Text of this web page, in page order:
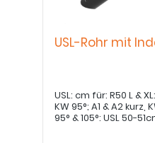
USL-Rohr mit
USL: cm für: R50 L & XL: USL 45-46cm A1 & A2
KW 95°; A1 & A2 kurz,
95° & 105°: USL 50-